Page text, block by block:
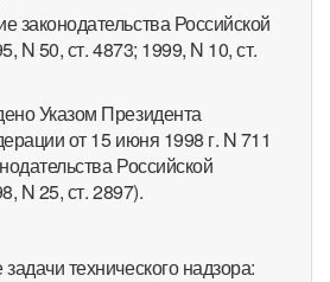
законодательства Российской
N 50, ст. 4873; 1999, N 10, ст.
Указом Президента
от 15 июня 1998 г. N 711
Российской
N 25, ст. 2897).
технического надзора: